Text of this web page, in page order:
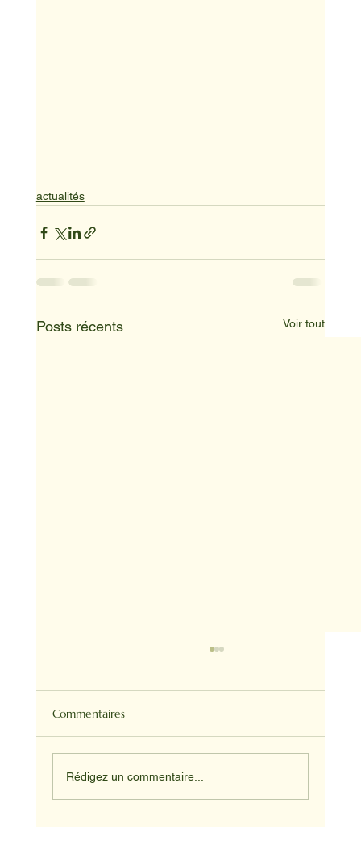
actualités
Posts récents Voir tout
Commentaires
Rédigez un commentaire...